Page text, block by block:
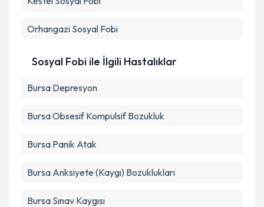
Orhangazi Sosyal Fobi
Sosyal Fobi ile İlgili Hastalıklar
Bursa Depresyon
Bursa Obsesif Kompulsif Bozukluk
Bursa Panik Atak
Bursa Anksiyete (Kaygı) Bozuklukları
Bursa Sınav Kaygısı